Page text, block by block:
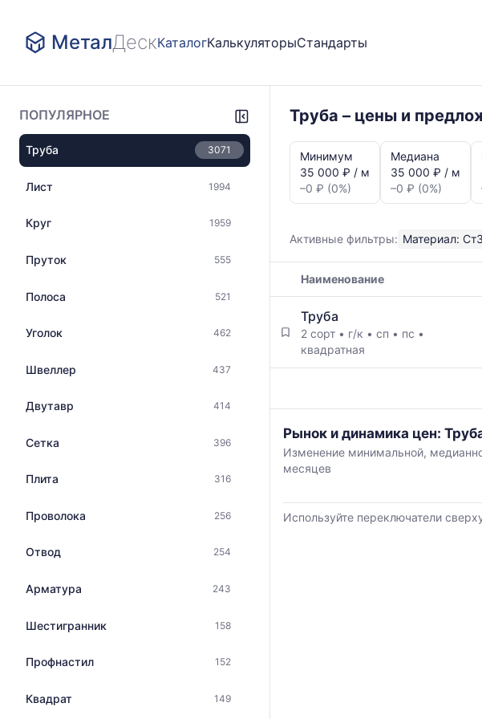
МеталДескКаталогКалькуляторыСтандарты
ПОПУЛЯРНОЕ
Труба 3071
Лист 1994
Круг 1959
Пруток 555
Полоса 521
Уголок 462
Швеллер 437
Двутавр 414
Сетка 396
Плита 316
Проволока 256
Отвод 254
Арматура 243
Шестигранник 158
Профнастил 152
Квадрат 149
Труба – цены и
динамика
цен:
Труба
сорт
Ст3сп-5
Показаны
минимальная,
медианная
максимальная
листов
за
последний
месяц.
рассчитывается
по
Минимум
35 000 ₽ / м
–0 ₽ (0%)
Медиана
35 000 ₽ / м
–0 ₽ (0%)
Активные фильтры: Материал:
на
металлопрокат
с
поставщиков
Наименование
Труба
2 сорт • г/к • сп • пс •
квадратная
График
отражает
изменение
минимальной,
максимальной
Рынок и динамика цен:
Изменение минимальной,
месяцев
Используйте переключатели